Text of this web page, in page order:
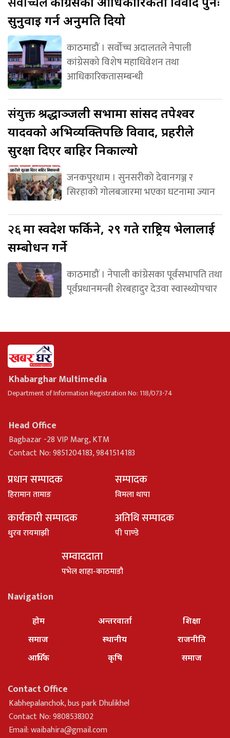
सुनुवाइ गर्न अनुमति दियो
काठमाडौं । सर्वोच्च अदालतले नेपाली
कांग्रेसको विशेष महाधिवेशन तथा
आधिकारिकतासम्बन्धी
संयुक्तश्रद्धाञ्जली सभामा सांसद तपेश्वर
यादवको अभिव्यक्तिपछि विवाद, प्रहरीले
सुरक्षा दिएर बाहिर निकाल्यो
जनकपुरधाम । सुनसरीको देवानगञ्ज र
सिरहाको गोलबजारमा भएका घटनामा ज्यान
२६मा स्वदेश फर्किने, २९ गते राष्ट्रिय भेलालाई
सम्बोधन गर्ने
काठमाडौं । नेपाली कांग्रेसका पूर्वसभापति तथा
पूर्वप्रधानमन्त्री शेरबहादुर देउवा स्वास्थ्योपचार
Khabarghar Multimedia
Department of Information Registration No: 118/073-74
Head Office
Bagbazar -28 VIP Marg, KTM
Contact No: 9851204183, 9841514183
प्रधान सम्पादक
हिरामान तामाङ
सम्पादक
विमला थापा
कार्यकारी सम्पादक
धु्रव रायमाझी
अतिथि सम्पादक
पी पाण्डे
सम्वाददाता
पभेल शाहा-काठमाडौ
Navigation
होम
समाज
आर्थिक
अन्तरवार्ता
स्थानीय
कृषि
शिक्षा
राजनीति
समाज
Contact Office
Kabhepalanchok, bus park Dhulikhel
Contact No: 9808538302
Email:waibahira@gmail.com